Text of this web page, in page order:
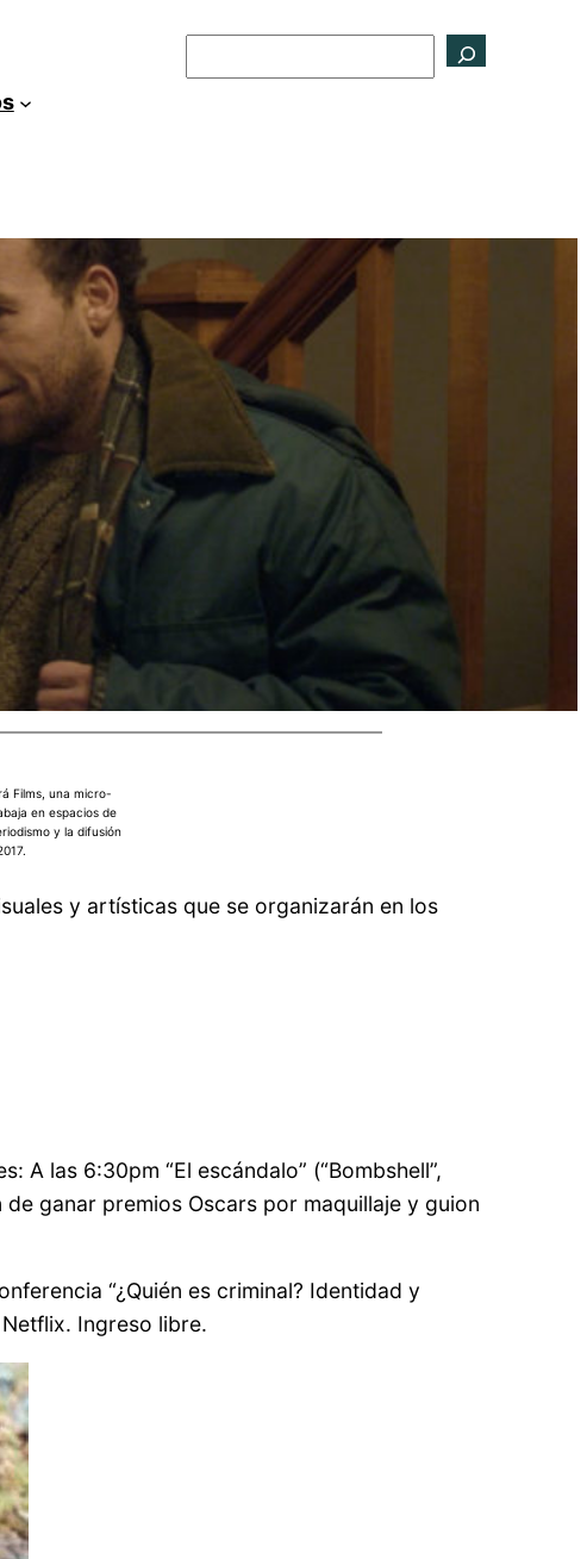
Films, una micro-
en espacios de
y la difusión
y artísticas que se organizarán en los
A las 6:30pm “El escándalo” (“Bombshell”,
ganar premios Oscars por maquillaje y guion
“¿Quién es criminal? Identidad y
Ingreso libre.